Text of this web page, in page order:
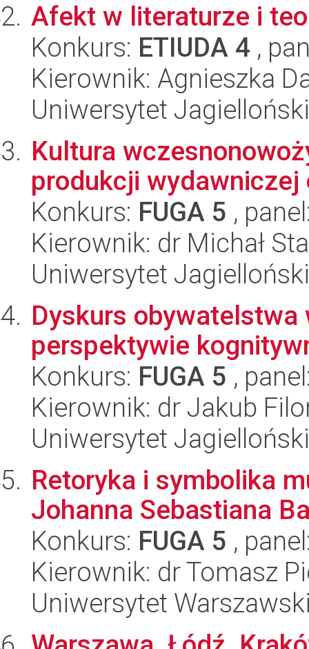
Afekt w literaturze i
Konkurs: ETIUDA 4 ,
Kierownik: Agnieszka
Uniwersytet
Kultura
produkcji
Konkurs: FUGA 5 ,
Kierownik: dr Michał
Uniwersytet
Dyskurs
perspektywie
Konkurs: FUGA 5 ,
Kierownik: dr Jakub
Uniwersytet
Retoryka i symbolika
Johanna Sebastiana
Konkurs: FUGA 5 ,
Kierownik: dr Tomasz
Uniwersytet